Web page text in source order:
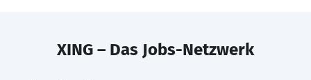
XING – Das Jobs-Netzwerk